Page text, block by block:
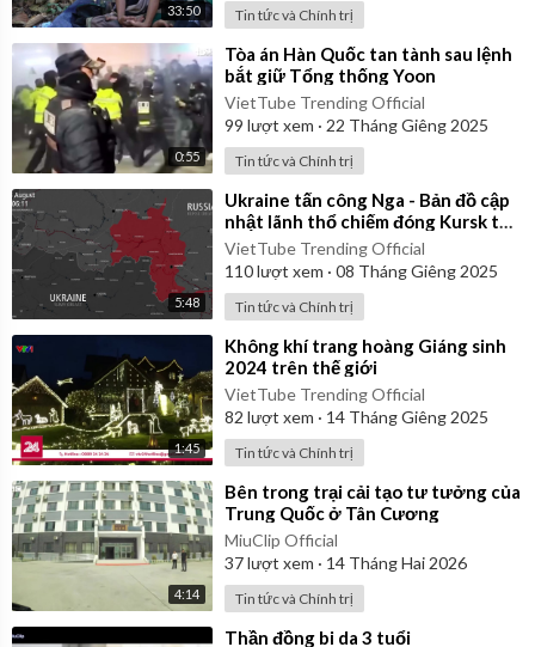
33:50 Tin tức và Chính trị
0:55
⁣Tòa án Hàn Quốc tan tành sau lệnh
bắt giữ Tổng thống Yoon
VietTube Trending Official
99 lượt xem · 22 Tháng Giêng 2025
Tin tức và Chính trị
5:48
⁣Ukraine tấn công Nga - Bản đồ cập
nhật lãnh thổ chiếm đóng Kursk từ
ngày 06/08/2024 đến 06/01/2025
VietTube Trending Official
110lượt xem · 08 Tháng Giêng 2025
Tin tức và Chính trị
1:45
⁣Không khí trang hoàng Giáng sinh
2024 trên thế giới
VietTube Trending Official
82 lượt xem · 14 Tháng Giêng 2025
Tin tức và Chính trị
4:14
⁣Bên trong trại cải tạo tư tưởng của
Trung Quốc ở Tân Cương
MiuClip Official
37lượt xem · 14 Tháng Hai 2026
Tin tức và Chính trị
⁣Thần đồng bi da 3 tuổi